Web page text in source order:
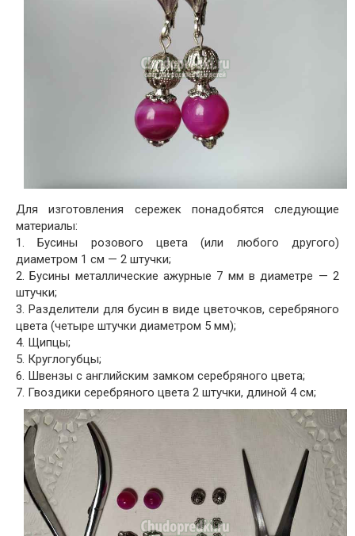
Для изготовления сережек понадобятся следующие
материалы:
1. Бусины розового цвета (или любого другого)
диаметром 1 см — 2 штучки;
2. Бусины металлические ажурные 7 мм в диаметре — 2
штучки;
3. Разделители для бусин в виде цветочков, серебряного
цвета (четыре штучки диаметром 5 мм);
4. Щипцы;
5. Круглогубцы;
6. Швензы с английским замком серебряного цвета;
7. Гвоздики серебряного цвета 2 штучки, длиной 4 см;